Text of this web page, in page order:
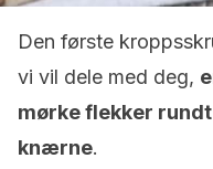
Den første
vi vil dele med deg,
mørke flekker
knærne.